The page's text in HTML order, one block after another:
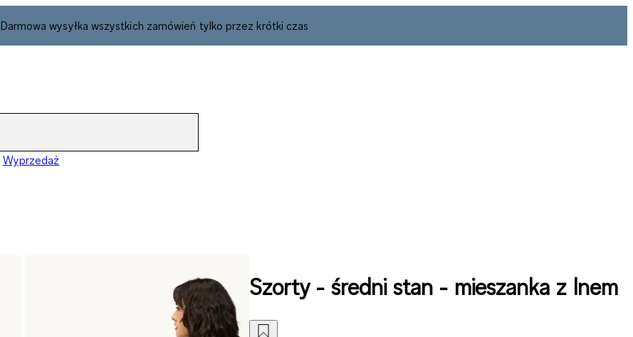
Darmowa wysyłka wszystkich zamówień tylko przez krótki czas
Wyprzedaż
Szorty - średni stan - mieszanka z lnem